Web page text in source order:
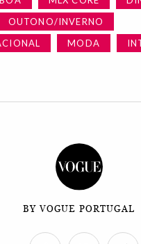
OUTONO/INVERNO
MODA
BY VOGUE PORTUGAL